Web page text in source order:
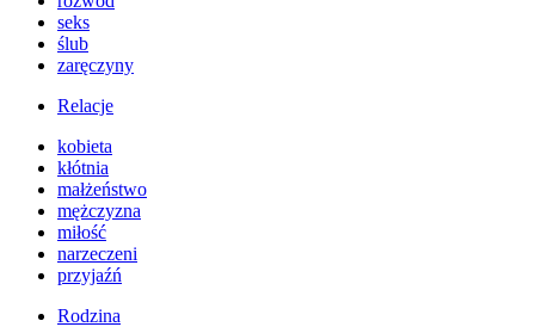
seks
ślub
zaręczyny
Relacje
kobieta
kłótnia
małżeństwo
mężczyzna
miłość
narzeczeni
przyjaźń
Rodzina